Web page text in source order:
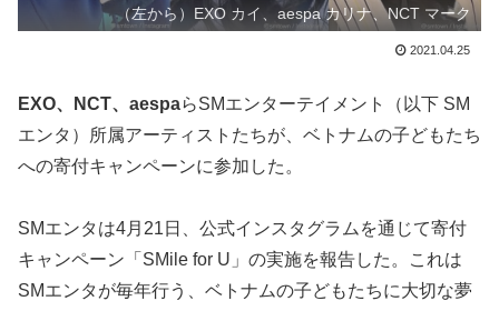
（左から）EXO カイ、aespa カリナ、NCT マーク
2021.04.25
EXO、NCT、aespaらSMエンターテイメント（以下 SM
エンタ）所属アーティストたちが、ベトナムの子どもたち
への寄付キャンペーンに参加した。
SMエンタは4月21日、公式インスタグラムを通じて寄付
キャンペーン「SMile for U」の実施を報告した。これは
SMエンタが毎年行う、ベトナムの子どもたちに大切な夢